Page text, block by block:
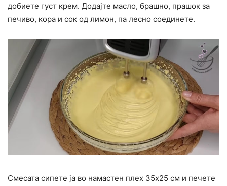
добиете густ крем. Додајте масло, брашно, прашок за
печиво, кора и сок од лимон, па лесно соединете.
Смесата сипете ја во намастен плех 35х25 см и печете